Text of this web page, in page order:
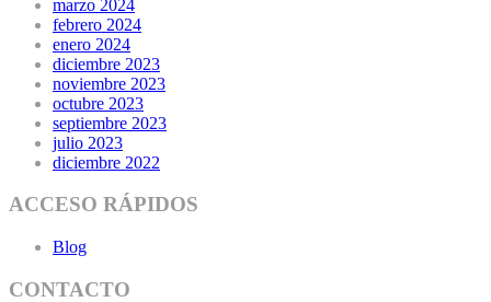
marzo 2024
febrero 2024
enero 2024
diciembre 2023
noviembre 2023
octubre 2023
septiembre 2023
julio 2023
diciembre 2022
ACCESO RÁPIDOS
Blog
CONTACTO